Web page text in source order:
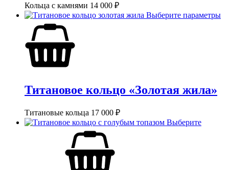
Кольца с камнями 14 000 ₽
Выберите параметры
Титановое кольцо «Золотая жила»
Титановые кольца 17 000 ₽
Выберите